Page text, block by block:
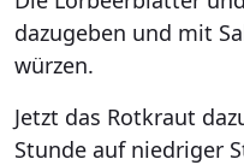
dazugeben und mit
würzen.
Jetzt das Rotkraut
Stunde auf niedriger